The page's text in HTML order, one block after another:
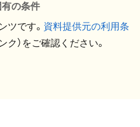
の条件
ツです。 資料提供元の利用条
ク）をご確認ください。